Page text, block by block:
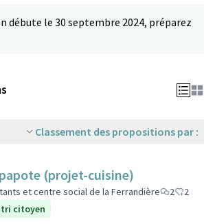
débute le 30 septembre 2024, préparez
Classement des propositions par :
(projet-cuisine)
et centre social de la Ferrandière 2
2
tri citoyen